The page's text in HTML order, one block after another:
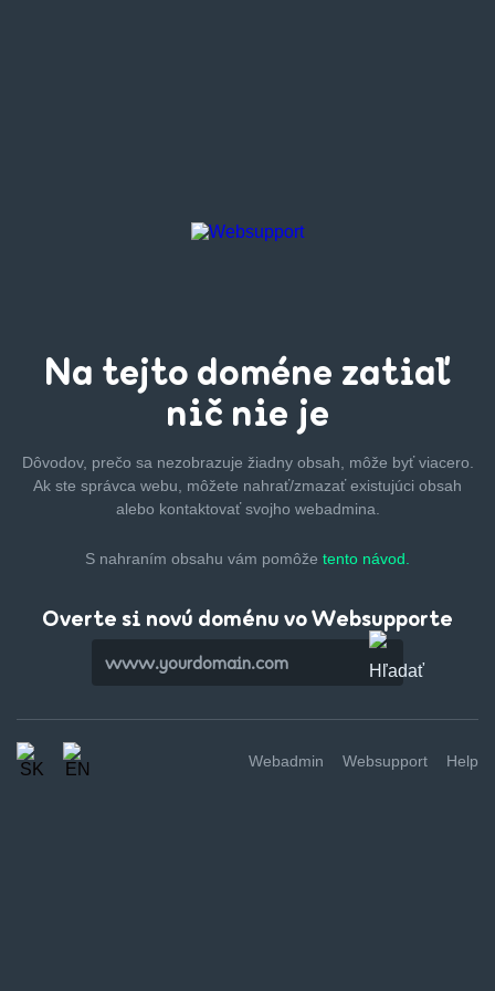
Na tejto doméne zatiaľ
nič nie je
Dôvodov, prečo sa nezobrazuje žiadny obsah, môže byťviacero.
Ak ste správca webu, môžete nahrať/zmazaťexistujúci obsah
alebo kontaktovať svojho webadmina.
S nahraním obsahu vám pomôže tento návod.
Overte si novú doménu vo Websupporte
Webadmin Websupport Help